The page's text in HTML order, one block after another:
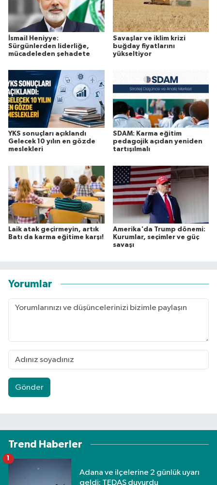
İsmail Heniyye:
Sürgünlerden liderliğe,
mücadeleden şehadete
Savaşlar ve iklim krizi
buğday fiyatlarını
yükseltiyor
YKS sonuçları açıklandı
Gelecek 10 yılın en gözde
meslekleri
SDAM: Karma eğitim
pedagojik açıdan yeniden
tartışılmalı
Laik atak geçirmeyin, artık
Batı da karma eğitime karşı!
Amerika'da Trump dönemi:
Kurumlar, seçimler ve güç
savaşı
Yorumlar
Gönder
Trend Haberler
Adana ve ilçelerine 2 günlük uyarı
geldi: TEDAŞ duyurdu
1